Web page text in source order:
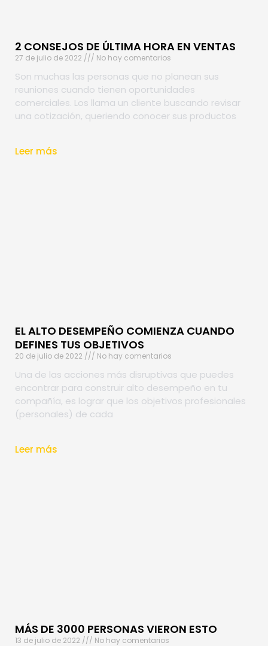
2 CONSEJOS DE ÚLTIMA HORA EN VENTAS
27 de julio de 2022 No hay comentarios
Son muchas las personas que no planean sus
reuniones cuando tienen oportunidades
comerciales. Los llama un cliente buscando revisar
una cotización, queriendo conocer sus productos
Leer más
EL ALTO DESEMPEÑO COMIENZA CUANDO
DEFINES TUS OBJETIVOS
20 de julio de 2022 No hay comentarios
Una de las acciones más disruptivas que puedes
encontrar para construir alto desempeño en tu
compañía, es lograr que los objetivos profesionales
(personales) de cada
Leer más
MÁS DE 3000 PERSONAS VIERON ESTO
13 de julio de 2022 No hay comentarios